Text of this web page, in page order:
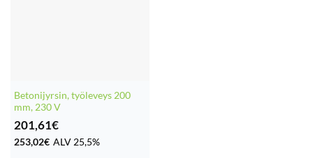
Betonijyrsin, työleveys 200
mm, 230 V
201,61€
253,02€ ALV 25,5%